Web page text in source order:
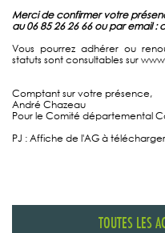
Merci de confirmer votre
au 06 85 26 26 66 ou par email :
Vous pourrez adhérer ou
statuts sont consultables sur
Comptant sur votre présence,
André Chazeau
Pour le Comité départemental
PJ : Affiche de l'AG à
TOUTES LES